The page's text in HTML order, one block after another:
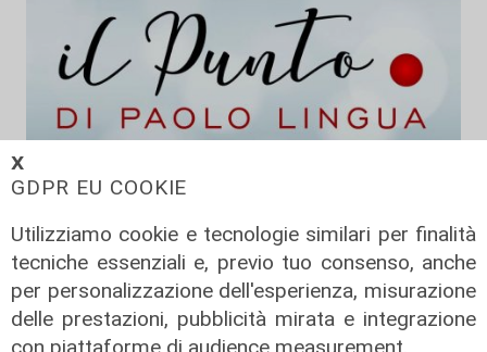
𝗫
GDPR EU COOKIE
Utilizziamo cookie e tecnologie similari per finalità
tecniche essenziali e, previo tuo consenso, anche
per personalizzazione dell'esperienza, misurazione
delle prestazioni, pubblicità mirata e integrazione
con piattaforme di audience measurement.
Da Cingolani a Draghi, in attesa del
Pnrr
08/02/2022